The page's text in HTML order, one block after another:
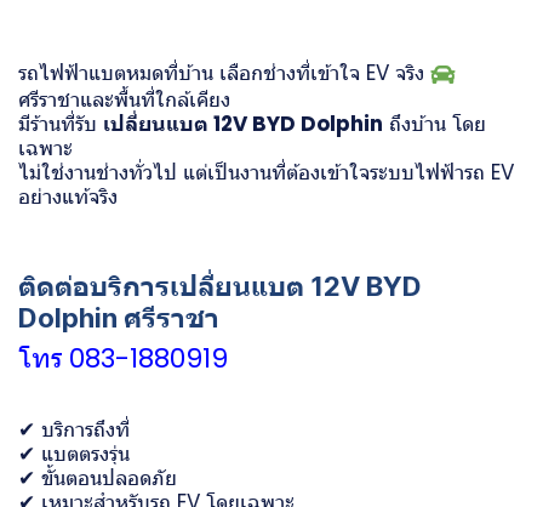
รถไฟฟ้าแบตหมดที่บ้าน เลือกช่างที่เข้าใจ EV จริง
ศรีราชาและพื้นที่ใกล้เคียง
มีร้านที่รับ เปลี่ยนแบต 12V BYD Dolphin ถึงบ้าน โดย
เฉพาะ
ไม่ใช่งานช่างทั่วไป แต่เป็นงานที่ต้องเข้าใจระบบไฟฟ้ารถ EV
อย่างแท้จริง
ติดต่อบริการเปลี่ยนแบต 12V BYD
Dolphin ศรีราชา
โทร 083-1880919
✔ บริการถึงที่
✔ แบตตรงรุ่น
✔ ขั้นตอนปลอดภัย